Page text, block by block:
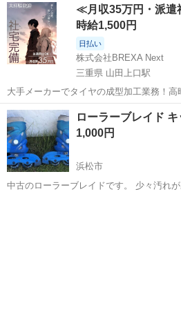
≪月収35万円・派遣
時給1,500円
日払い
株式会社BREXA Next
三重県 山田上口駅
大手メーカーでタイヤの成型加工業務！
度あり！ワンルーム寮完備！マイカー通
重県伊勢市》 人気の工場のお仕事 ◇タイヤの製造◇ トラック・バ
ス・RV車用を中心とした...
三重 伊勢市 山田上口駅 その他
ローラーブレイド キ
1,000円
浜松市
中古のローラーブレイドです。 少々汚れ